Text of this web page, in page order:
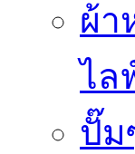
ผ้า
ไล
ปั๊ม